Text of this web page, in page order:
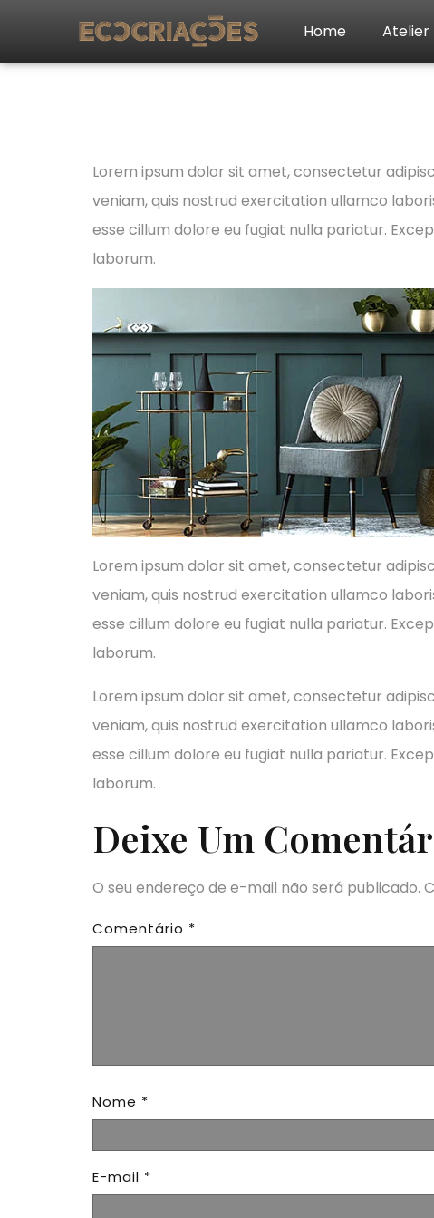
Home Atelier
Lorem ipsum dolor sit amet, consectetur
veniam, quis nostrud exercitation ullamco
esse cillum dolore eu fugiat nulla pariatur.
laborum.
Lorem ipsum dolor sit amet, consectetur
veniam, quis nostrud exercitation ullamco
esse cillum dolore eu fugiat nulla pariatur.
laborum.
Lorem ipsum dolor sit amet, consectetur
veniam, quis nostrud exercitation ullamco
esse cillum dolore eu fugiat nulla pariatur.
laborum.
Deixe Um
O seu endereço de e-mail não será publicado.
Comentário *
Nome *
E-mail *